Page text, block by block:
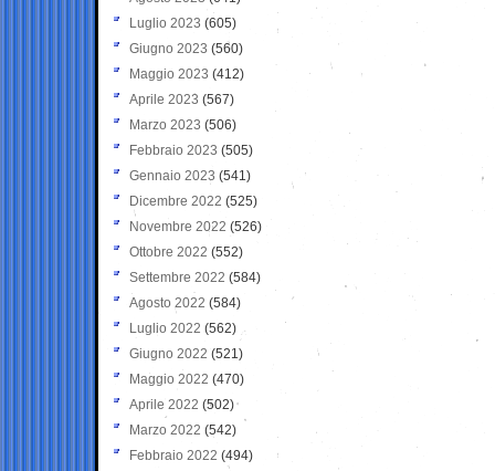
Luglio 2023 (605)
Giugno 2023 (560)
Maggio 2023 (412)
Aprile 2023 (567)
Marzo 2023 (506)
Febbraio 2023 (505)
Gennaio 2023 (541)
Dicembre 2022 (525)
Novembre 2022 (526)
Ottobre 2022 (552)
Settembre 2022 (584)
Agosto 2022 (584)
Luglio 2022 (562)
Giugno 2022 (521)
Maggio 2022 (470)
Aprile 2022 (502)
Marzo 2022 (542)
Febbraio 2022 (494)